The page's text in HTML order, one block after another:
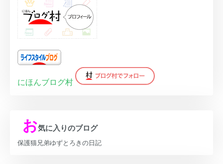
にほんブログ村
お気に入りのブログ
保護猫兄弟ゆずとろきの日記